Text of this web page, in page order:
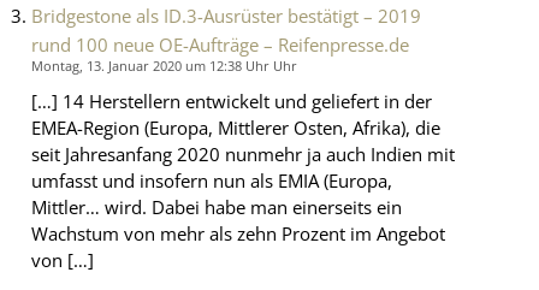
Bridgestone als ID.3-Ausrüster bestätigt – 2019
rund 100 neue OE-Aufträge – Reifenpresse.de
Montag, 13. Januar 2020 um 12:38 Uhr Uhr
[…] 14 Herstellern entwickelt und geliefert in der
EMEA-Region (Europa, Mittlerer Osten, Afrika), die
seit Jahresanfang 2020 nunmehr ja auch Indien mit
umfasst und insofern nun als EMIA (Europa,
Mittler… wird. Dabei habe man einerseits ein
Wachstum von mehr als zehn Prozent im Angebot
von […]